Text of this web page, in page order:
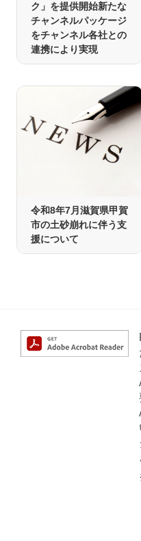
ク」を提供開始新たな
チャンネルパッケージ
をチャンネル各社との
連携により実現
令和8年7月滋賀県甲賀
市の土砂崩れに伴う支
援について